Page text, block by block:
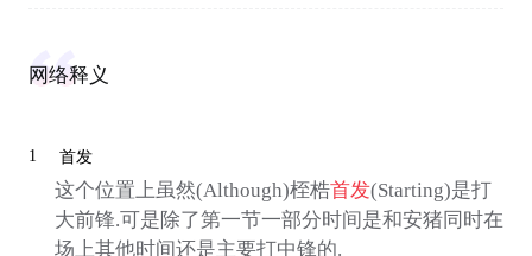
网络释义
1 首发
这个位置上虽然(Although)桎梏首发(Starting)是打
大前锋.可是除了第一节一部分时间是和安猪同时在
场上其他时间还是主要打中锋的.